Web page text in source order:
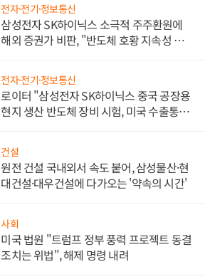
전자·전기·정보통신
삼성전자 SK하이닉스 소극적 주주환원에
해외 증권가 비판, "반도체 호황 지속성 의
전자·전기·정보통신
로이터 "삼성전자 SK하이닉스 중국 공장용
현지 생산 반도체 장비 시험, 미국 수출통제
건설
원전 건설 국내외서 속도 붙어, 삼성물산·현
대건설·대우건설에 다가오는 '약속의 시간'
사회
미국 법원 "트럼프 정부 풍력 프로젝트 동결
조치는 위법", 해제 명령 내려